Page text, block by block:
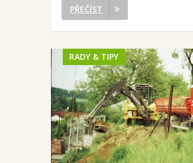
PŘEČÍST
RADY & TIPY